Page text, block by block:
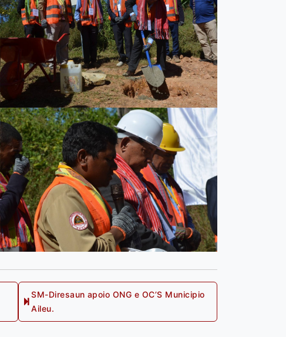
post:
SM-Diresaun apoio ONG e OC’S Municipio
Aileu.